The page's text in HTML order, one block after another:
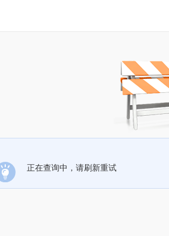
正在查询中，请刷新重试